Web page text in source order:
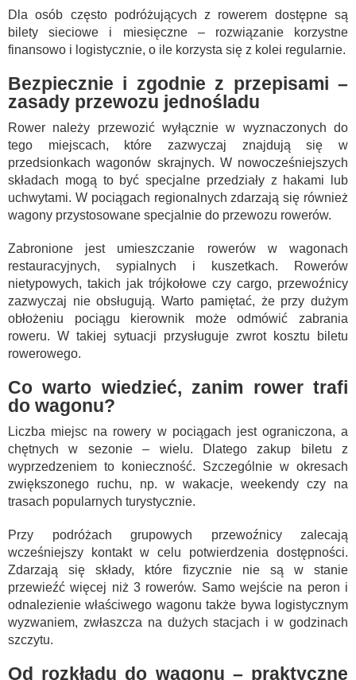
Dla osób często podróżujących z rowerem dostępne są
bilety sieciowe i miesięczne – rozwiązanie korzystne
finansowo i logistycznie, o ile korzysta się z kolei regularnie.
Bezpiecznie i zgodnie z przepisami –
zasady przewozu jednośladu
Rower należy przewozić wyłącznie w wyznaczonych do
tego miejscach, które zazwyczaj znajdują się w
przedsionkach wagonów skrajnych. W nowocześniejszych
składach mogą to być specjalne przedziały z hakami lub
uchwytami. W pociągach regionalnych zdarzają się również
wagony przystosowane specjalnie do przewozu rowerów.
Zabronione jest umieszczanie rowerów w wagonach
restauracyjnych, sypialnych i kuszetkach. Rowerów
nietypowych, takich jak trójkołowe czy cargo, przewoźnicy
zazwyczaj nie obsługują. Warto pamiętać, że przy dużym
obłożeniu pociągu kierownik może odmówić zabrania
roweru. W takiej sytuacji przysługuje zwrot kosztu biletu
rowerowego.
Co warto wiedzieć, zanim rower trafi
do wagonu?
Liczba miejsc na rowery w pociągach jest ograniczona, a
chętnych w sezonie – wielu. Dlatego zakup biletu z
wyprzedzeniem to konieczność. Szczególnie w okresach
zwiększonego ruchu, np. w wakacje, weekendy czy na
trasach popularnych turystycznie.
Przy podróżach grupowych przewoźnicy zalecają
wcześniejszy kontakt w celu potwierdzenia dostępności.
Zdarzają się składy, które fizycznie nie są w stanie
przewieźć więcej niż 3 rowerów. Samo wejście na peron i
odnalezienie właściwego wagonu także bywa logistycznym
wyzwaniem, zwłaszcza na dużych stacjach i w godzinach
szczytu.
Od rozkładu do wagonu – praktyczne